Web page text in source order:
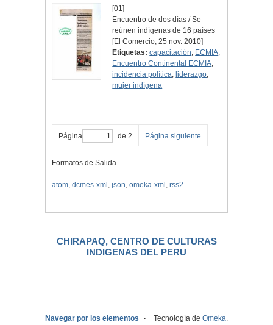
[01]
Encuentro de dos días / Se
reúnen indígenas de 16 países
[El Comercio, 25 nov. 2010]
Etiquetas: capacitación, ECMIA,
Encuentro Continental ECMIA,
incidencia política, liderazgo,
mujer indígena
Página de 2 Página siguiente
Formatos de Salida
atom, dcmes-xml , json, omeka-xml , rss2
CHIRAPAQ, CENTRO DE CULTURAS
INDIGENAS DEL PERU
Navegar por los elementos Tecnología de Omeka.